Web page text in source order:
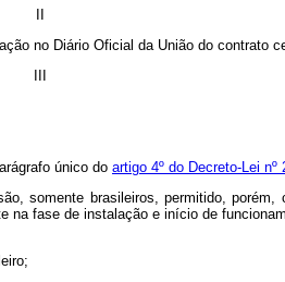
no Diário Oficial da União do contrato
único do artigo 4º do Decreto-Lei
somente brasileiros, permitido,
fase de instalação e início de